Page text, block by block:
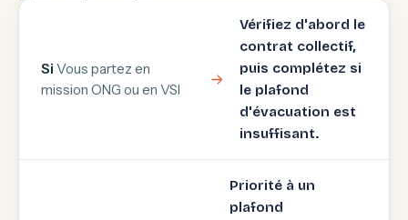
Si Vous partez en
mission ONG ou en VSI
Vérifiez d'abord le
contrat collectif,
puis complétez si
le plafond
d'évacuation est
insuffisant.
Priorité à un
plafond